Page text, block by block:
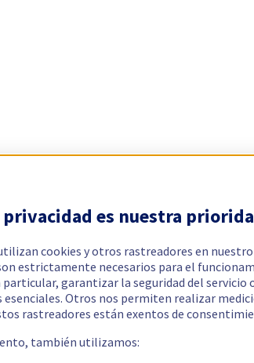
privacidad es nuestra
cookies y otros rastreadores en
estrictamente necesarios para el
garantizar la seguridad del servicio
Otros nos permiten realizar
rastreadores están exentos de
también utilizamos: